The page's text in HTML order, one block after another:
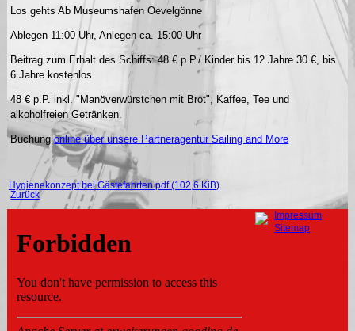
Los gehts Ab Museumshafen Oevelgönne
Ablegen 11:00 Uhr, Anlegen ca. 15:00 Uhr
Beitrag zum Erhalt des Schiffs: 48 € p.P./ Kinder bis 12 Jahre 30 €, bis
6 Jahre kostenlos
48 € p.P. inkl. "Manöverwürstchen mit Brot", Kaffee, Tee und
alkoholfreien Getränken.
Buchungonline über unsere Partneragentur Sailing and More
Hygienekonzept bei Gästefahrten.pdf(102,6 KiB)
Zurück
Navigation
überspringen
Impressum
Sitemap